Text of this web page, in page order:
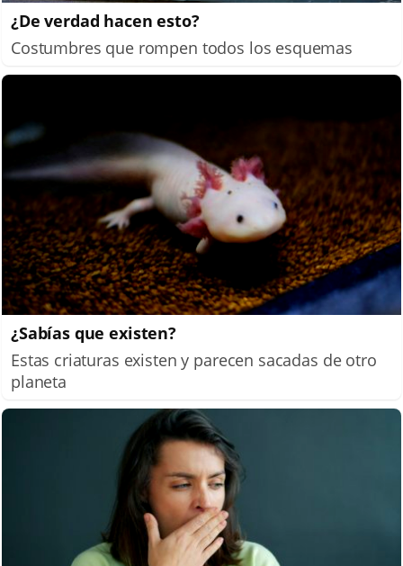
¿De verdad hacen esto?
Costumbres que rompen todos los esquemas
¿Sabías que existen?
Estas criaturas existen y parecen sacadas de otro
planeta